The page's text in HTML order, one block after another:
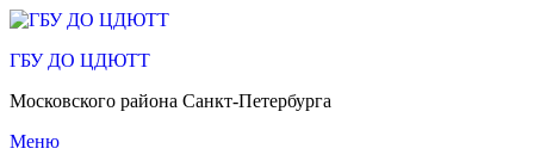
Перейти
содержимому
ГБУ ДО ЦДЮТТ
Московского района Санкт-Петербурга
Меню